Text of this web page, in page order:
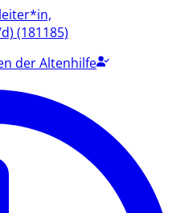
(181185)
der Altenhilfe